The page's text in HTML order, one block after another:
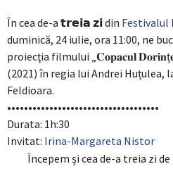
În cea de-a 𝘁𝗿𝗲𝗶𝗮 𝘇𝗶 din Festivalul
duminică, 24 iulie, ora 11:00, ne
proiecţia filmului „𝐂𝐨𝐩𝐚𝐜𝐮𝐥
(2021) în regia lui Andrei Huțulea,
Feldioara.
••••••••••••••••••••••••••••••••••••
Durata: 1h:30
Invitat: Irina-Margareta Nistor
Începem și cea de-a treia zi